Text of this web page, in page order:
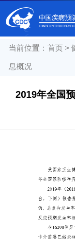
当前位置： 首页>
息概况
2019年全国